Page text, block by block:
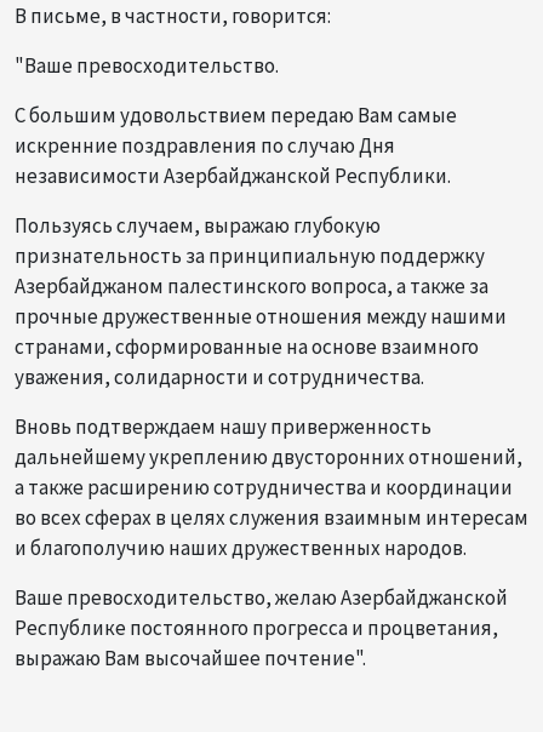
В письме, в частности, говорится:
"Ваше превосходительство.
С большим удовольствием передаю Вам самые
искренние поздравления по случаю Дня
независимости Азербайджанской Республики.
Пользуясь случаем, выражаю глубокую
признательность за принципиальную поддержку
Азербайджаном палестинского вопроса, а также за
прочные дружественные отношения между нашими
странами, сформированные на основе взаимного
уважения, солидарности и сотрудничества.
Вновь подтверждаем нашу приверженность
дальнейшему укреплению двусторонних отношений,
а также расширению сотрудничества и координации
во всех сферах в целях служения взаимным интересам
и благополучию наших дружественных народов.
Ваше превосходительство, желаю Азербайджанской
Республике постоянного прогресса и процветания,
выражаю Вам высочайшее почтение".